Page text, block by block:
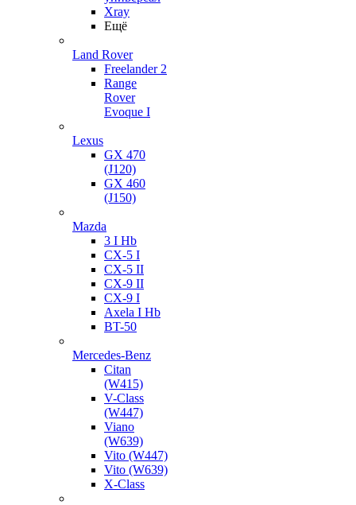
Xray
Ещё
Land Rover
Freelander 2
Range
Rover
Evoque I
Lexus
GX 470
(J120)
GX 460
(J150)
Mazda
3 I Hb
CX-5 I
CX-5 II
CX-9 II
CX-9 I
Axela I Hb
BT-50
Mercedes-Benz
Citan
(W415)
V-Class
(W447)
Viano
(W639)
Vito (W447)
Vito (W639)
X-Class